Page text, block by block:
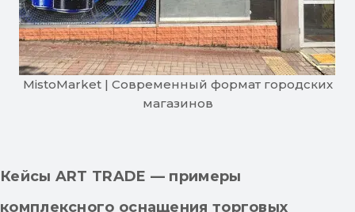
MistoMarket | Современный формат городских
магазинов
Кейсы ART TRADE — примеры
комплексного оснащения торговых